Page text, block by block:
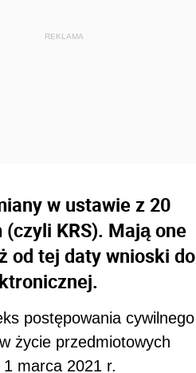
w ustawie z 20
KRS). Mają one
od tej daty wnioski do
postępowania cywilnego
życie przedmiotowych
marca 2021 r.